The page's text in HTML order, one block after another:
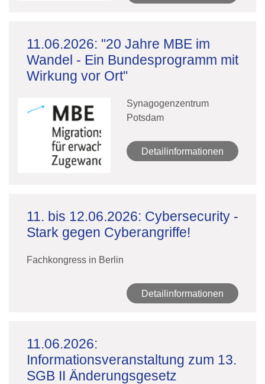
11.06.2026: "20 Jahre MBE im
Wandel - Ein Bundesprogramm mit
Wirkung vor Ort"
Synagogenzentrum
Potsdam
Detailinformationen
11. bis 12.06.2026: Cybersecurity -
Stark gegen Cyberangriffe!
Fachkongress in Berlin
Detailinformationen
11.06.2026:
Informationsveranstaltung zum 13.
SGB II Änderungsgesetz